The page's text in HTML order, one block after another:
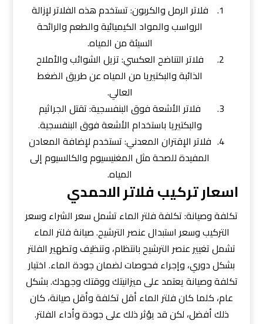
فلاتر الرمل والكربون: تستخدم هذه الفلاتر لإزالة
الرواسب والمواد الكيميائية والطعم والرائحة
السيئة من المياه.
فلاتر التناضح العكسي: تزيل الشوائب والأملاح
الذائبة والبكتيريا من المياه عن طريق الضغط
العالي.
فلاتر الأشعة فوق البنفسجية: تقتل الجراثيم
والبكتيريا باستخدام الأشعة فوق البنفسجية.
فلاتر الإقتران المعدني: تستخدم لإضافة المعادن
المفيدة للصحة مثل المغنيسيوم والكالسيوم إلى
المياه.
اسعار تركيب فلاتر الاحمدي
تكلفة وصيانة: تكلفة فلتر الماء تشمل سعر الشراء وسعر
التركيب وسعر استبدال عنصر الترشيح. صيانة فلتر الماء
تشمل تغيير عنصر الترشيح بانتظام، وتنظيف وتطهير الفلتر
بشكل دوري، وإجراء فحوصات لضمان جودة الماء. اختيار
تكلفة وصيانة يعتمد على ميزانيتك ووقتك وجهدك. بشكل
عام، كلما كان فلتر الماء أقل تكلفة وأقل صيانة، كان
ذلك أفضل، لكن قد يؤثر ذلك على جودة وأداء الفلتر.